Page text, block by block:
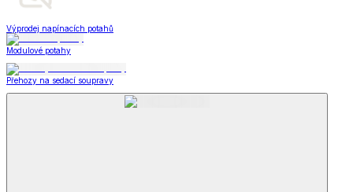
Výprodej napínacích potahů
Modulové potahy
Přehozy na sedací soupravy